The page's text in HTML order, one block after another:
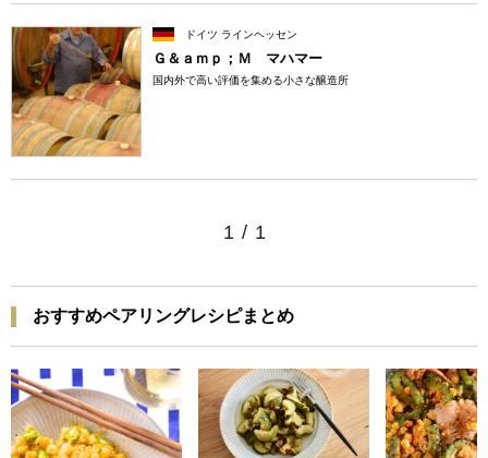
ドイツ ラインヘッセン
Ｇ＆ａｍｐ；Ｍ マハマー
国内外で高い評価を集める小さな醸造所
1 / 1
おすすめペアリングレシピまとめ